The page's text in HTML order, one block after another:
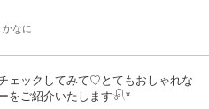
かなに
ェックしてみて♡とてもおしゃれな
をご紹介いたします𓍯*